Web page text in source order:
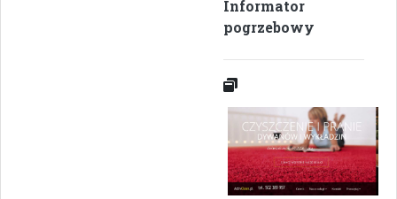
Informator
pogrzebowy